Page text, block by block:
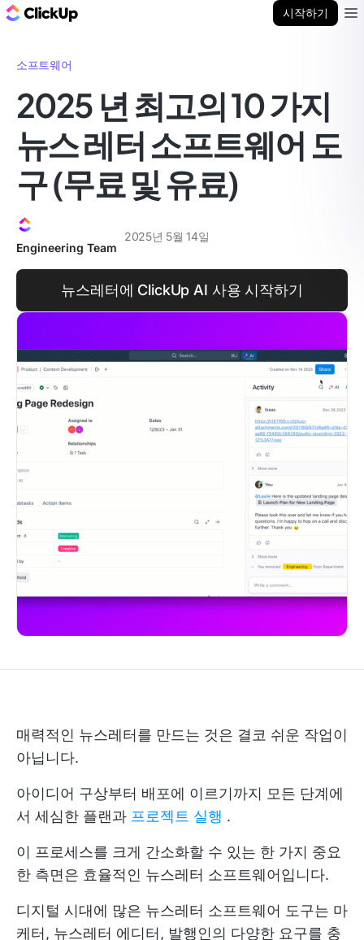
시작하기
소프트웨어
2025 년 최고의 10 가지
뉴스 레터 소프트웨어 도
구 (무료 및 유료)
Engineering Team
2025년 5월 14일
뉴스레터에 ClickUp AI 사용 시작하기
매력적인 뉴스레터를 만드는 것은 결코 쉬운 작업이
아닙니다.
아이디어 구상부터 배포에 이르기까지 모든 단계에
서 세심한 플랜과 프로젝트 실행 .
이 프로세스를 크게 간소화할 수 있는 한 가지 중요
한 측면은 효율적인 뉴스레터 소프트웨어입니다.
디지털 시대에 많은 뉴스레터 소프트웨어 도구는 마
케터, 뉴스레터 에디터, 발행인의 다양한 요구를 충